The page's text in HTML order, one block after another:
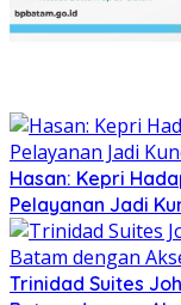
Hasan: Kepri
Pelayanan Jadi
Trinidad Suites